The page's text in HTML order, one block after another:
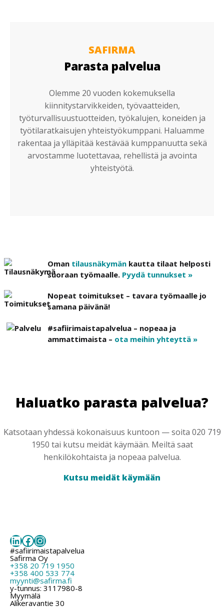
SAFIRMA
Parasta palvelua
Olemme 20 vuoden kokemuksella
kiinnitystarvikkeiden, työvaatteiden,
työturvallisuustuotteiden, työkalujen, koneiden ja
työtilaratkaisujen yhteistyökumppani. Haluamme
rakentaa ja ylläpitää kestävää kumppanuutta sekä
arvostamme luotettavaa, rehellistä ja avointa
yhteistyötä.
Oman tilausnäkymän kautta tilaat helposti
suoraan työmaalle. Pyydä tunnukset »
Nopeat toimitukset – tavara työmaalle jo
samana päivänä!
#safiirimaistapalvelua – nopeaa ja
ammattimaista – ota meihin yhteyttä »
Haluatko parasta palvelua?
Katsotaan yhdessä kokonaisuus kuntoon — soita 020 719
1950 tai kutsu meidät käymään. Meiltä saat
henkilökohtaista ja nopeaa palvelua.
Kutsu meidät käymään
LinkedIn
Facebook
Instagram
#safiirimaistapalvelua
Safirma Oy
+358 20 719 1950
+358 400 533 774
myynti@safirma.fi
y-tunnus: 3117980-8
Myymälä
Alikeravantie 30